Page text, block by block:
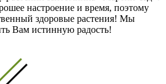
настроение и время, поэтому
здоровые растения! Мы
Вам истинную радость!